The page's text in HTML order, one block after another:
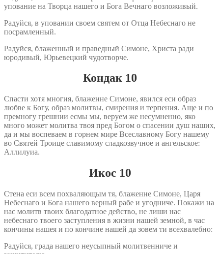
упование на Творца нашего и Бога Вечнаго возложивый.
Радуйся, в уповании своем святем от Отца Небеснаго не
посрамленный.
Радуйся, блаженный и праведный Симоне, Христа ради
юродивый, Юрьевецкий чудотворче.
Кондак 10
Спасти хотя многия, блаженне Симоне, явился еси образ
любве к Богу, образ молитвы, смирения и терпения. Аще и по
премногу грешнии есмы мы, веруем же несумненно, яко
много может молитва твоя пред Богом о спасении душ наших,
да и мы воспеваем в горнем мире Всеславному Богу нашему
во Святей Троице славимому сладкозвучное и ангельское:
Аллилуиа.
Икос 10
Стена еси всем похваляющым тя, блаженне Симоне, Царя
Небеснаго и Бога нашего верный рабе и угодниче. Покажи на
нас молитв твоих благодатное действо, не лиши нас
небеснаго твоего заступления в жизни нашей земной, в час
кончины нашея и по кончине нашей да зовем ти всехвалебно:
Радуйся, града нашего неусыпный молитвенниче и